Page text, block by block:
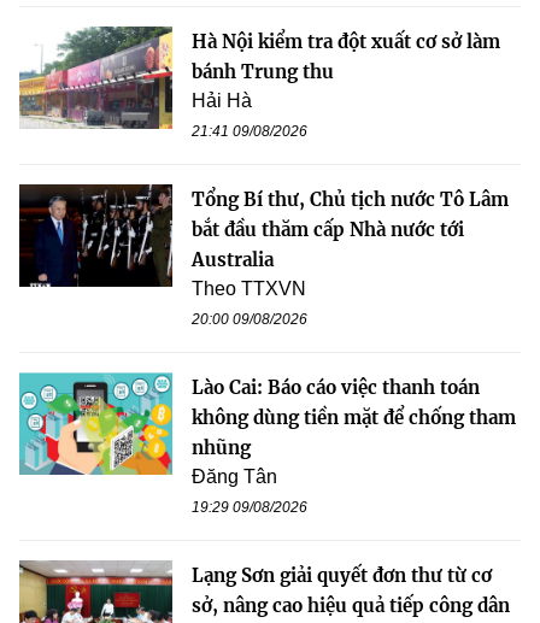
Hà Nội kiểm tra đột xuất cơ sở làm
bánh Trung thu
Hải Hà
21:41 09/08/2026
Tổng Bí thư, Chủ tịch nước Tô Lâm
bắt đầu thăm cấp Nhà nước tới
Australia
Theo TTXVN
20:00 09/08/2026
Lào Cai: Báo cáo việc thanh toán
không dùng tiền mặt để chống tham
nhũng
Đăng Tân
19:29 09/08/2026
Lạng Sơn giải quyết đơn thư từ cơ
sở, nâng cao hiệu quả tiếp công dân